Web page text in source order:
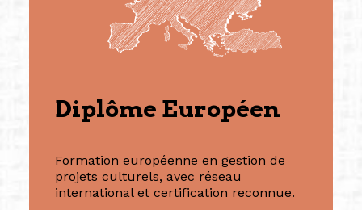
Diplôme Européen
Formation européenne en gestion de
projets culturels, avec réseau
international et certification reconnue.